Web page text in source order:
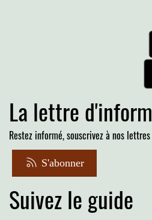
La lettre
Restez informé, souscrivez à nos
S'abonner
Suivez le guide